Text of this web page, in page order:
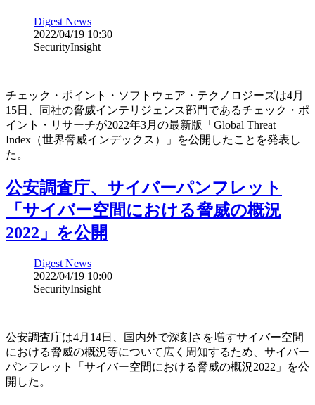
Digest News
2022/04/19 10:30
SecurityInsight
チェック・ポイント・ソフトウェア・テクノロジーズは4月
15日、同社の脅威インテリジェンス部門であるチェック・ポ
イント・リサーチが2022年3月の最新版「Global Threat
Index（世界脅威インデックス）」を公開したことを発表し
た。
公安調査庁、サイバーパンフレット
「サイバー空間における脅威の概況
2022」を公開
Digest News
2022/04/19 10:00
SecurityInsight
公安調査庁は4月14日、国内外で深刻さを増すサイバー空間
における脅威の概況等について広く周知するため、サイバー
パンフレット「サイバー空間における脅威の概況2022」を公
開した。